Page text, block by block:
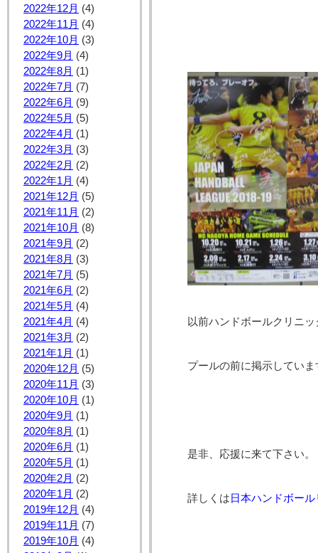
2022年12月 (4)
2022年11月 (4)
2022年10月 (3)
2022年9月 (4)
2022年8月 (1)
2022年7月 (7)
2022年6月 (9)
2022年5月 (5)
2022年4月 (1)
2022年3月 (3)
2022年2月 (2)
2022年1月 (4)
2021年12月 (5)
2021年11月 (2)
2021年10月 (8)
2021年9月 (2)
2021年8月 (3)
2021年7月 (5)
2021年6月 (2)
2021年5月 (4)
2021年4月 (4)
2021年3月 (2)
2021年1月 (1)
2020年12月 (5)
2020年11月 (3)
2020年10月 (1)
2020年9月 (1)
2020年8月 (1)
2020年6月 (1)
2020年5月 (1)
2020年2月 (2)
2020年1月 (2)
2019年12月 (4)
2019年11月 (7)
2019年10月 (4)
以前ハンドボールクリニ
プールの前に掲示していま
是非、応援に来て下さい。
詳しくは 日本ハンドボー